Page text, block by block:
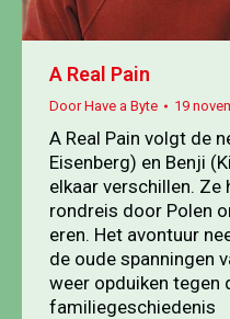
A Real Pain
DoorHave a Byte 19
A Real Pain volgt de
Eisenberg) en Benji
elkaar verschillen. Ze
rondreis door Polen
eren. Het avontuur
de oude spanningen
weer opduiken tegen
familiegeschiedenis